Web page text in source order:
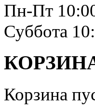
Пн-Пт
Суббота
Корзина